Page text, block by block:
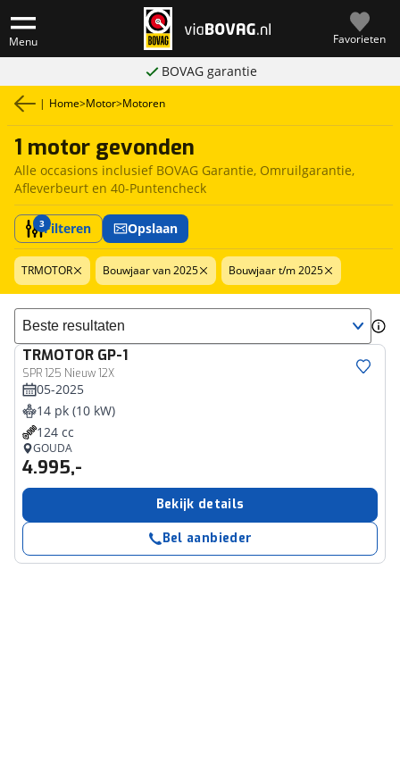
Menu Favorieten
BOVAG garantie
| Home>Motor>Motoren
1 motor gevonden
Alle occasions inclusief BOVAG Garantie, Omruilgarantie,
Afleverbeurt en 40-Puntencheck
3Filteren Opslaan
TRMOTOR Bouwjaar van 2025 Bouwjaar t/m 2025
Sorteer resultaten
TRMOTOR GP-1
SPR 125 Nieuw 12X
05-2025
14 pk (10 kW)
124 cc
GOUDA
4.995,-
Bekijk details
Bel aanbieder